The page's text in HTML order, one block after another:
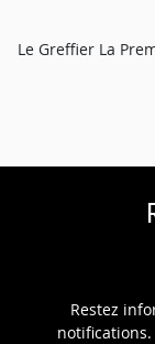
Le Greffier La
Restez